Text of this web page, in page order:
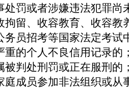
处罚或者涉嫌违法犯罪尚
拘留、收容教育、收容
务员招考等国家法定考
重的个人不良信用记录的
被判处刑罚或正在服刑的
庭成员参加非法组织或